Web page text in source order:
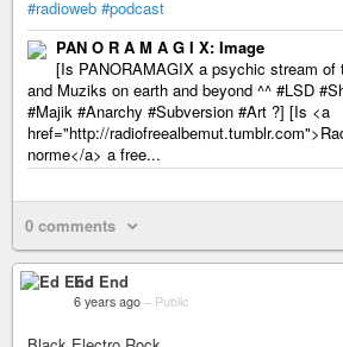
#radioweb #podcast
PAN O R A M A G I X: Image
[Is PANORAMAGIX a psychic stream of
and Muziks on earth and beyond ^^ #LSD
#Majik #Anarchy #Subversion #Art ?] [Is <a
href="http://
norme</a> a free...
0 comments
Ed End
6 years ago – Public